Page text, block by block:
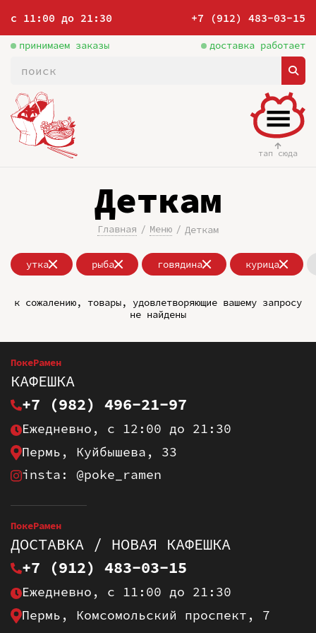
с 11:00 до 21:30 +7 (912) 483-03-15
принимаем заказы доставка работает
тап сюда
Деткам
Главная Меню Деткам
утка рыба говядина курица
к сожалению, товары, удовлетворяющие вашему запросу
не найдены
ПокеРамен
КАФЕШКА
+7 (982) 496-21-97
Ежедневно, с 12:00 до 21:30
Пермь, Куйбышева, 33
insta: @poke_ramen
ПокеРамен
ДОСТАВКА / НОВАЯ КАФЕШКА
+7 (912) 483-03-15
Ежедневно, с 11:00 до 21:30
Пермь, Комсомольский проспект, 7